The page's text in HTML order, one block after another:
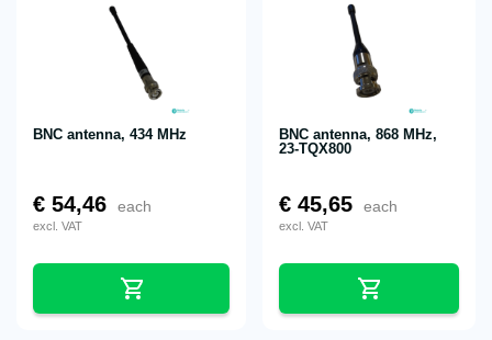
BNC antenna, 434 MHz
€ 54,46 each
excl. VAT
BNC antenna, 868 MHz,
23-TQX800
€ 45,65 each
excl. VAT